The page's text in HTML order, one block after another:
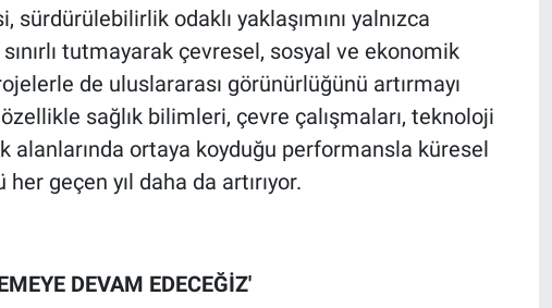
sürdürülebilirlik odaklı yaklaşımını yalnızca
tutmayarak çevresel, sosyal ve ekonomik
de uluslararası görünürlüğünü artırmayı
sağlık bilimleri, çevre çalışmaları, teknoloji
alanlarında ortaya koyduğu performansla küresel
geçen yıl daha da artırıyor.
DEVAM EDECEĞİZ'